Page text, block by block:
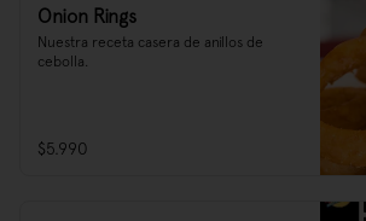
Onion Rings
Nuestra receta casera de anillos de
cebolla.
$5.990